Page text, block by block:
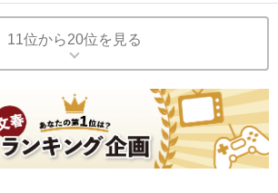
11位から20位を見る